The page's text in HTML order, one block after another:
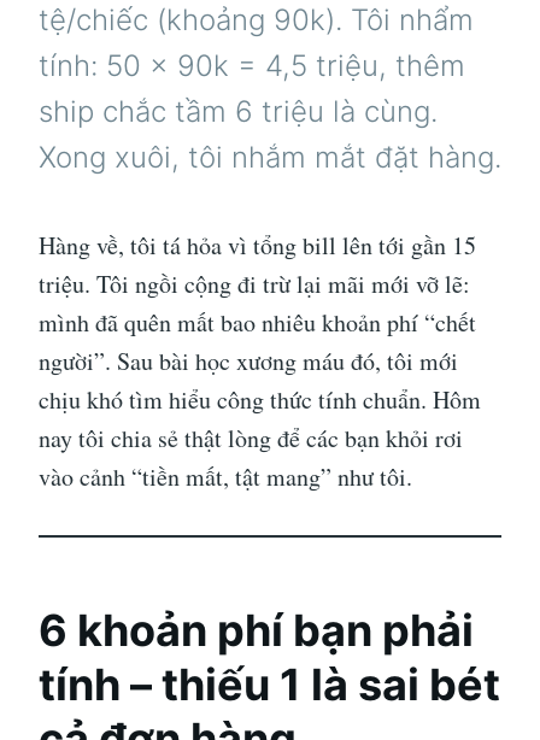
tệ/chiếc (khoảng 90k). Tôi nhẩm
tính: 50 x 90k = 4,5 triệu, thêm
ship chắc tầm 6 triệu là cùng.
Xong xuôi, tôi nhắm mắt đặt hàng.
Hàng về, tôi tá hỏa vì tổng bill lên tới gần 15
triệu. Tôi ngồi cộng đi trừ lại mãi mới vỡ lẽ:
mình đã quên mất bao nhiêu khoản phí “chết
người”. Sau bài học xương máu đó, tôi mới
chịu khó tìm hiểu công thức tính chuẩn. Hôm
nay tôi chia sẻ thật lòng để các bạn khỏi rơi
vào cảnh “tiền mất, tật mang” như tôi.
6 khoản phí bạn phải
tính – thiếu 1 là sai bét